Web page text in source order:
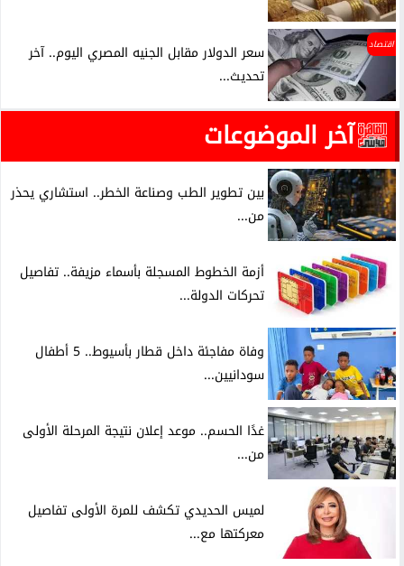
اقتصاد
سعر الدولار مقابل الجنيه المصري اليوم.. آخر
تحديث...
آخر الموضوعات
بين تطوير الطب وصناعة الخطر.. استشاري يحذر
من...
أزمة الخطوط المسجلة بأسماء مزيفة.. تفاصيل
تحركات الدولة...
وفاة مفاجئة داخل قطار بأسيوط.. 5 أطفال
سودانيين...
غدًا الحسم.. موعد إعلان نتيجة المرحلة الأولى
من...
لميس الحديدي تكشف للمرة الأولى تفاصيل
معركتها مع...